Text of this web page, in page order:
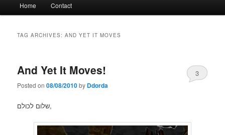
Home Contact
TAG ARCHIVES:AND YET IT MOVES
And Yet It Moves!‎
Posted on08/08/2010by Ddorda
3
שלום לכולם,